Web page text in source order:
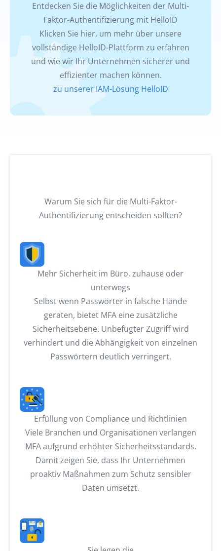
Entdecken Sie die Möglichkeiten der Multi-
Faktor-Authentifizierung mit HelloID
Klicken Sie hier, um mehr über unsere
vollständige HelloID-Plattform zu erfahren
und wie wir Ihr Unternehmen sicherer und
effizienter machen können.
zu unserer IAM-Lösung HelloID
Warum Sie sich für die Multi-Faktor-
Authentifizierung entscheiden sollten?
Mehr Sicherheit im Büro, zuhause oder
unterwegs
Selbst wenn Passwörter in falsche Hände
geraten, bietet MFA eine zusätzliche
Sicherheitsebene. Unbefugter Zugriff wird
verhindert und die Abhängigkeit von einzelnen
Passwörtern deutlich verringert.
Erfüllung von Compliance und Richtlinien
Viele Branchen und Organisationen verlangen
MFA aufgrund erhöhter Sicherheitsstandards.
Damit zeigen Sie, dass Ihr Unternehmen
proaktiv Maßnahmen zum Schutz sensibler
Daten umsetzt.